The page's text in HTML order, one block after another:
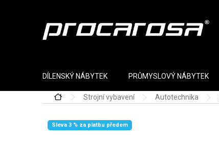
DÍLENSKÝ NÁBYTEK PRŮMYSLOVÝ NÁBYTEK
Domů Strojní vybavení Autotechnika
Sleva 3 % za platbu předem